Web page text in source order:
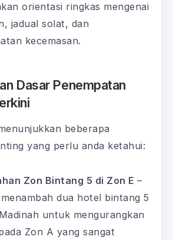
orientasi ringkas mengenai
jadual solat, dan
kecemasan.
Dasar Penempatan
beberapa
yang perlu anda ketahui:
Zon Bintang 5 di Zon E –
dua hotel bintang 5
untuk mengurangkan
Zon A yang sangat